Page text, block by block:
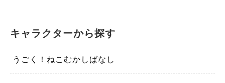
キャラクターから探す
うごく！ねこむかしばなし